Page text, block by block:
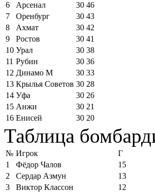
6
Арсенал 30 46
7
Оренбург 30 43
8
Ахмат 30 42
9
Ростов 30 41
10 Урал 30 38
11 Рубин 30 36
12 Динамо М 30 33
13 Крылья Советов 30 28
14 Уфа 30 26
15 Анжи 30 21
16 Енисей 30 20
Таблица
№ Игрок
Г
1
Фёдор Чалов
15
2
Сердар Азмун
13
3
Виктор Классон
12